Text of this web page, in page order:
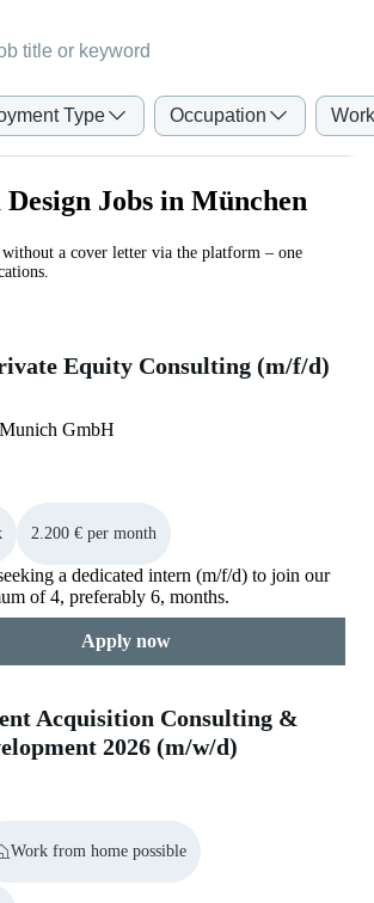
Type Occupation
Jobs in München
a cover letter via the platform – one
Equity Consulting (m/f/d)
GmbH
2.200 € per month
a dedicated intern (m/f/d) to join our
of 4, preferably 6, months.
Apply now
Acquisition Consulting &
2026 (m/w/d)
Work from home possible